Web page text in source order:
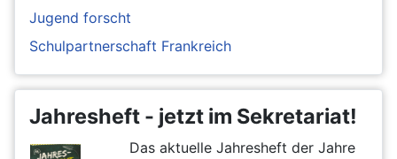
Jugend forscht
Schulpartnerschaft Frankreich
Jahresheft - jetzt im Sekretariat!
Das aktuelle Jahresheft der Jahre